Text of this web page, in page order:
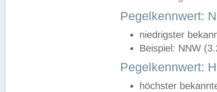
Pegelkennwert:
niedrigster
Beispiel: NNW
Pegelkennwert:
höchster